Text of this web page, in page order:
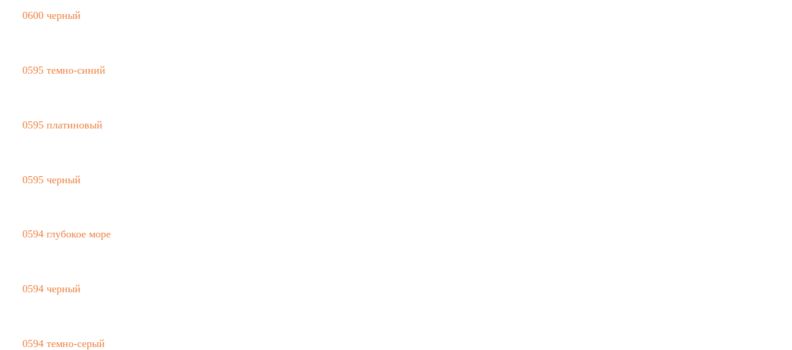
0600 черный
0595 темно-синий
0595 платиновый
0595 черный
0594 глубокое море
0594 черный
0594 темно-серый